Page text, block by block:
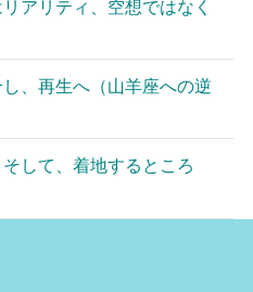
アリティ、空想ではなく
、再生へ（山羊座への逆
して、着地するところ